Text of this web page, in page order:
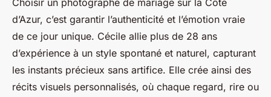
Photographe de mariage côte
d'azur : immortalisez vos
moments précieux
Florian•19 mai 2025•4 min de lecture
Choisir un photographe de mariage sur la Côte
d’Azur, c’est garantir l’authenticité et l’émotion vraie
de ce jour unique. Cécile allie plus de 28 ans
d’expérience à un style spontané et naturel, capturant
les instants précieux sans artifice. Elle crée ainsi des
récits visuels personnalisés, où chaque regard, rire ou